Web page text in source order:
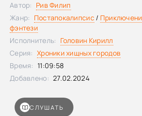
изменилось, когда вернулись
Мальчишек есть цель – заполучить
этот раз они готовы рисковать чем
обладателями. Ведь тот, кто
сможет одержать победу в
войне.Поблагодари исполнителя на
СЛУШАТЬ
Автор: Рив Филип
Жанр: Постапокалипсис /
фэнтези
Исполнитель: Головин Кирилл
Серия: Хроники хищных городов
Время: 11:09:58
Добавлено: 27.02.2024